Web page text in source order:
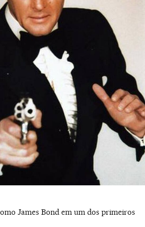
James Bond em um dos primeiros